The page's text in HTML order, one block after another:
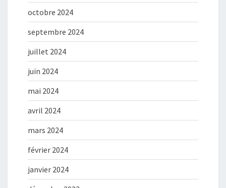
octobre 2024
septembre 2024
juillet 2024
juin 2024
mai 2024
avril 2024
mars 2024
février 2024
janvier 2024